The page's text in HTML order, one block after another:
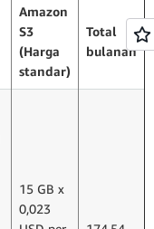
Amazon
S3
(Harga
standar)
Total
bulanan
15 GB x
0,023